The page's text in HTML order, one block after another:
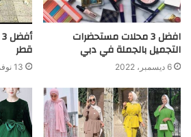
افضل 3 محلات مستحضرات
التجميل بالجملة في دبي
6 ديسمبر، 2022
قطر
13 نوفمبر، 2022